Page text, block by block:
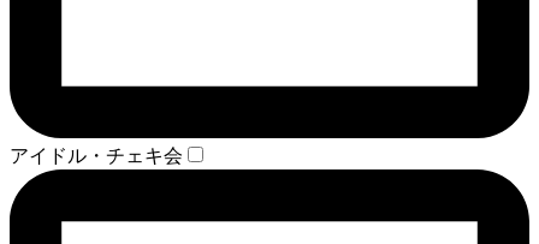
アイドル・チェキ会